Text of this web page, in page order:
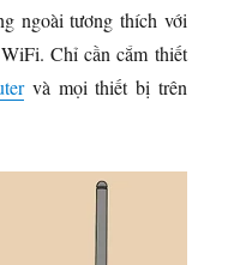
ngoài tương thích với
Chỉ cần cắm thiết
và mọi thiết bị trên